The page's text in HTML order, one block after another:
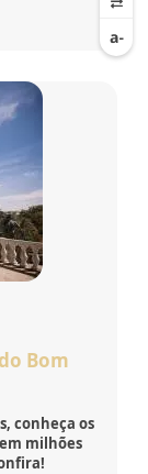
Bom
conheça os
milhões